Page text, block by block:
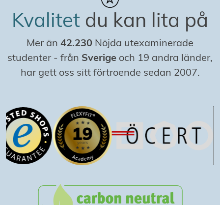
Kvalitet du kan lita på
Mer än 42.230 Nöjda utexaminerade
studenter- från Sverige och 19 andra länder,
har gett oss sitt förtroende sedan 2007.